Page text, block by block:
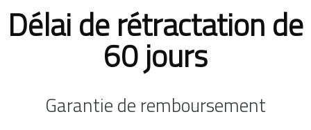
Délai de rétractation de
60 jours
Garantie de remboursement